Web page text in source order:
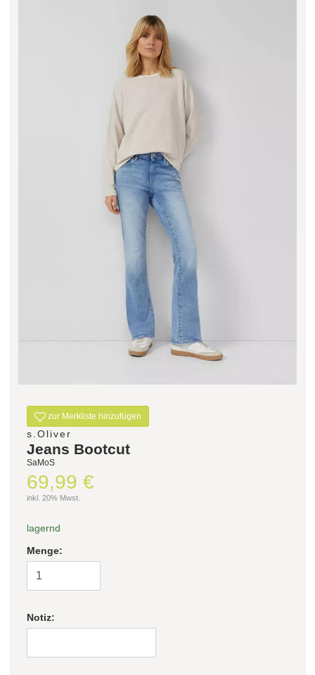
zur Merkliste hinzufügen
s.Oliver
Jeans Bootcut
SaMoS
69,99 €
inkl. 20% Mwst.
lagernd
Menge:
Notiz: